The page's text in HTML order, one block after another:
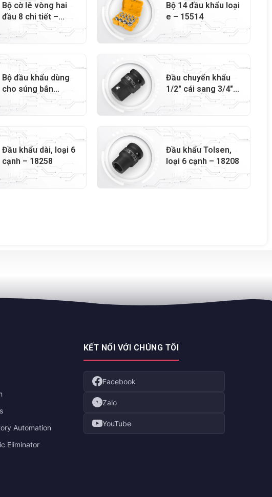
Bộ cờ lê vòng hai
đầu 8 chi tiết –
15895
Bộ 14 đầu khẩu loại
e – 15514
Bộ đầu khẩu dùng
cho súng bắn
bulong – 18295
Đầu chuyển khẩu
1/2″ cái sang 3/4″
đực, dùng cho súng
siết bu lông –
Đầu khẩu dài, loại 6
cạnh – 18258
Đầu khẩu Tolsen,
loại 6 cạnh – 18208
Automation
Eliminator
KẾT NỐI VỚI CHÚNG TÔI
Facebook
Zalo
YouTube